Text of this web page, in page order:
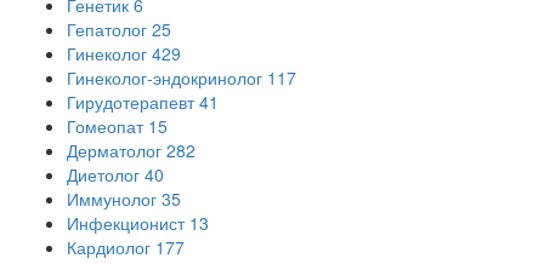
Генетик 6
Гепатолог 25
Гинеколог 429
Гинеколог-эндокринолог 117
Гирудотерапевт 41
Гомеопат 15
Дерматолог 282
Диетолог 40
Иммунолог 35
Инфекционист 13
Кардиолог 177